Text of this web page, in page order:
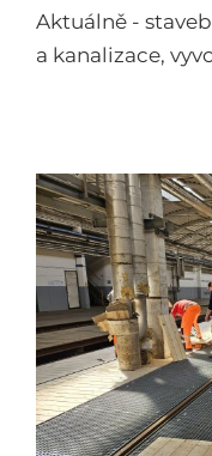
Aktuálně -
a kanalizace,